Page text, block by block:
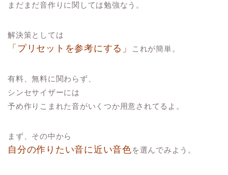
まだまだ音作りに関しては勉強なう。
解決策としては
「プリセットを参考にする」 これが簡単。
有料、無料に関わらず、
シンセサイザーには
予め作りこまれた音がいくつか用意されてるよ。
まず、その中から
自分の作りたい音に近い音色を選んでみよう。